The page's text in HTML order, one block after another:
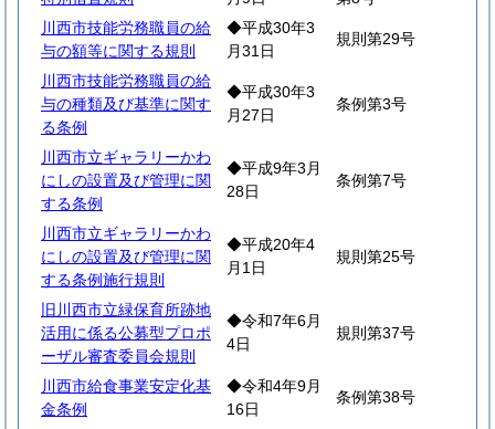
川西市技能労務職員の給
与の額等に関する規則
◆平成30年3
月31日
規則第29号
川西市技能労務職員の給
与の種類及び基準に関す
る条例
◆平成30年3
月27日
条例第3号
川西市立ギャラリーかわ
にしの設置及び管理に関
する条例
◆平成9年3月
28日
条例第7号
川西市立ギャラリーかわ
にしの設置及び管理に関
する条例施行規則
◆平成20年4
月1日
規則第25号
旧川西市立緑保育所跡地
活用に係る公募型プロポ
ーザル審査委員会規則
◆令和7年6月
4日
規則第37号
川西市給食事業安定化基
金条例
◆令和4年9月
16日
条例第38号